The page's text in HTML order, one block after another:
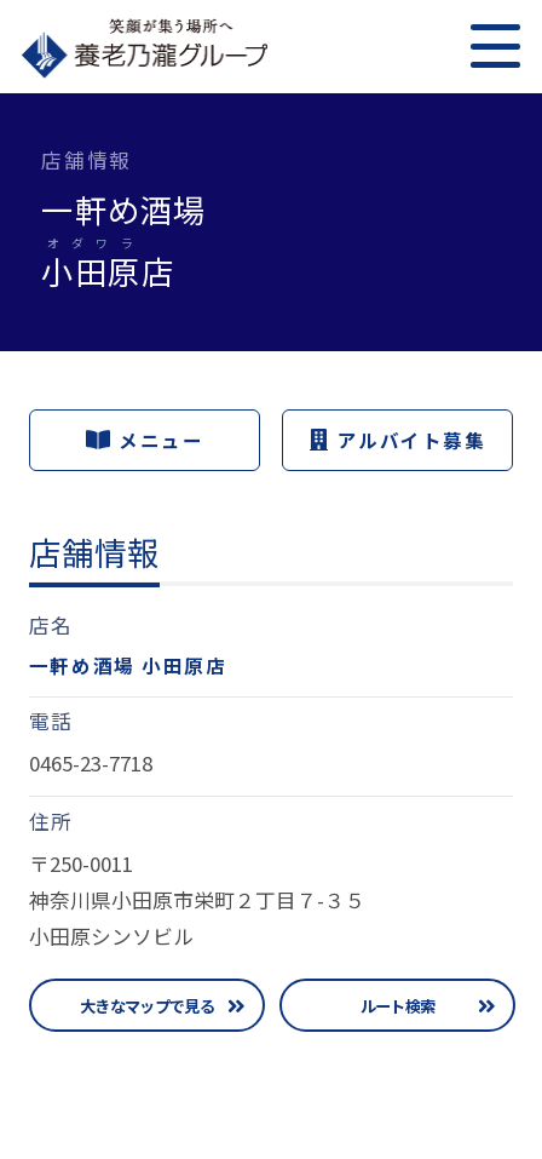
店舗情報
一軒め酒場
小田原
オダワラ
店
メニュー アルバイト募集
店舗情報
店名
一軒め酒場 小田原店
電話
0465-23-7718
住所
〒250-0011
神奈川県小田原市栄町２丁目７-３５
小田原シンソビル
大きなマップで見る ルート検索